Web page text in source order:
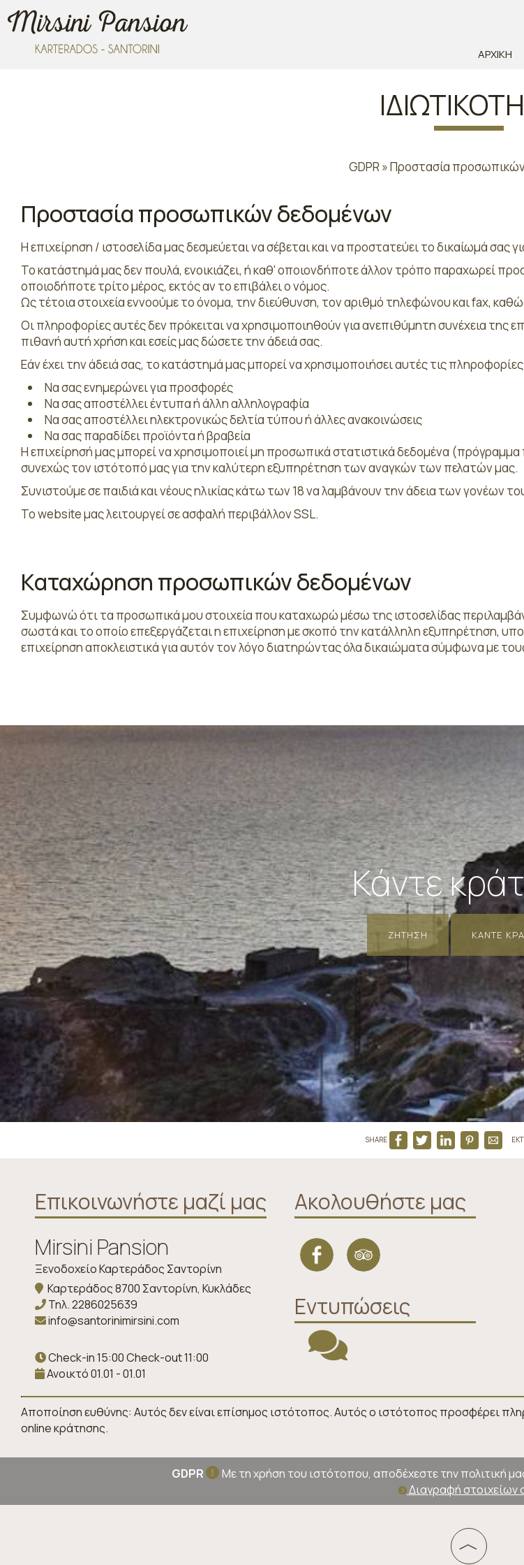
ΑΡΧΙΚΉ
GDPR » Προστασία
Προστασία προσωπικών δεδομένων
Η επιχείρηση / ιστοσελίδα μας δεσμεύεται να σέβεται και να προστατεύει το δικαίωμά
Το κατάστημά μας δεν πουλά, ενοικιάζει, ή καθ' οποιονδήποτε άλλον τρόπο παραχωρεί
οποιοδήποτε τρίτο μέρος, εκτός αν το επιβάλει ο νόμος.
Ως τέτοια στοιχεία εννοούμε το όνομα, την διεύθυνση, τον αριθμό τηλεφώνου και fax,
Οι πληροφορίες αυτές δεν πρόκειται να χρησιμοποιηθούν για ανεπιθύμητη συνέχεια της
πιθανή αυτή χρήση και εσείς μας δώσετε την άδειά σας.
Εάν έχει την άδειά σας, το κατάστημά μας μπορεί να χρησιμοποιήσει αυτές τις πληροφορίες
Να σας ενημερώνει για προσφορές
Να σας αποστέλλει έντυπα ή άλλη αλληλογραφία
Να σας αποστέλλει ηλεκτρονικώς δελτία τύπου ή άλλες ανακοινώσεις
Να σας παραδίδει προϊόντα ή βραβεία
Η επιχείρησή μας μπορεί να χρησιμοποιεί μη προσωπικά στατιστικά δεδομένα
συνεχώς τον ιστότοπό μας για την καλύτερη εξυπηρέτηση των αναγκών των πελατών μας.
Συνιστούμε σε παιδιά και νέους ηλικίας κάτω των 18 να λαμβάνουν την άδεια των γονέων
Το website μας λειτουργεί σε ασφαλή περιβάλλον SSL.
Καταχώρηση προσωπικών δεδομένων
Συμφωνώ ότι τα προσωπικά μου στοιχεία που καταχωρώ μέσω της ιστοσελίδας
σωστά και το οποίο επεξεργάζεται η επιχείρηση με σκοπό την κατάλληλη εξυπηρέτηση,
επιχείρηση αποκλειστικά για αυτόν τον λόγο διατηρώντας όλα δικαιώματα σύμφωνα με
Κάντε
ΖΉΤΗΣΗ ΚΆΝΤΕ
SHARE
Επικοινωνήστε μαζί μας
Mirsini Pansion
Ξενοδοχείο Καρτεράδος Σαντορίνη
Καρτεράδος 8700 Σαντορίνη, Κυκλάδες
Τηλ.2286025639
info@santorinimirsini.com
Check-in 15:00 Check-out 11:00
Ανοικτό 01.01 - 01.01
Ακολουθήστε μας
Εντυπώσεις
Αποποίηση ευθύνης: Αυτός δεν είναι επίσημος ιστότοπος. Αυτός ο ιστότοπος προσφέρει
online κράτησης.
GDPR Με τη χρήση του ιστότοπου, αποδέχεστε την πολιτική
Διαγραφή στοιχείων
︿